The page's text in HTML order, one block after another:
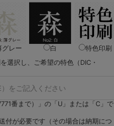
グレー 白
特色印刷
択し、ご希望の特色（DIC・
番まで）」の「U」または「C」で
付が必要です（その場合は納期につ